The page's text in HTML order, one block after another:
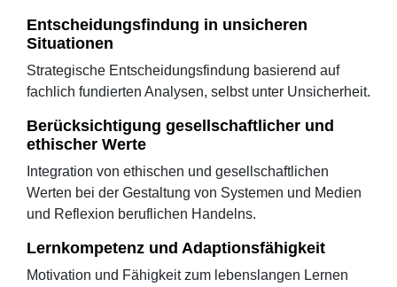
Entscheidungsfindung in unsicheren
Situationen
Strategische Entscheidungsfindung basierend auf
fachlich fundierten Analysen, selbst unter Unsicherheit.
Berücksichtigung gesellschaftlicher und
ethischer Werte
Integration von ethischen und gesellschaftlichen
Werten bei der Gestaltung von Systemen und Medien
und Reflexion beruflichen Handelns.
Lernkompetenz und Adaptionsfähigkeit
Motivation und Fähigkeit zum lebenslangen Lernen